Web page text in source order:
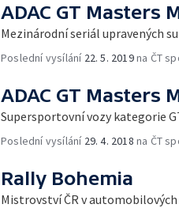
ADAC GT Masters
Mezinárodní seriál upravených
Poslední vysílání 22. 5. 2019na ČT
ADAC GT Masters
Supersportovní vozy kategorie
Poslední vysílání 29. 4. 2018 na ČT
Rally Bohemia
Mistrovství ČR v